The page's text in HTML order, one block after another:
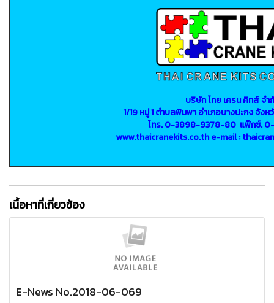
บริษัท ไทย เครน คิทส์ จำ
1/19 หมู่ 1 ตำบลพิมพา อำเภอบางปะกง จังห
โทร. 0-3898-9378-80 แฟ็กซ์.
www.thaicranekits.co.th e-mail :
เนื้อหาที่เกี่ยวข้อง
E-News No.2018-06-069